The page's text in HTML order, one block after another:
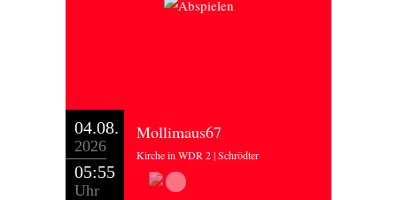
04.08.
2026
05:55
Uhr
Mollimaus67
Kirche in WDR 2 | Schrödter